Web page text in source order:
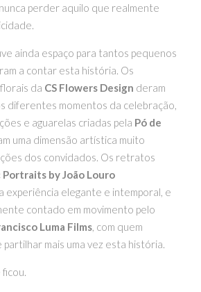
perder aquilo que realmente
ainda espaço para tantos pequenos
a contar esta história. Os
da CS Flowers Design deram
diferentes momentos da celebração,
e aguarelas criadas pela Pó de
uma dimensão artística muito
dos convidados. Os retratos
Portraits by João Louro
experiência elegante e intemporal, e
contado em movimento pelo
Luma Films, com quem
mais uma vez esta história.